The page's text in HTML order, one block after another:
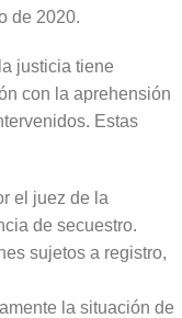
de 2020.
justicia tiene
con la aprehensión
Estas
el juez de la
de secuestro.
sujetos a registro,
la situación de